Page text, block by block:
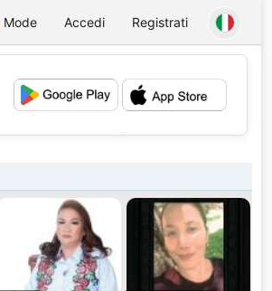
Mode Accedi Registrati